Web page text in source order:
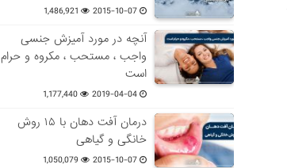
2015-10-07
1,486,921
آنچه در مورد آمیزش جنسی
واجب ، مستحب ، مکروه و حرام
است
2019-04-04
1,177,440
درمان آفت دهان با ۱۵ روش
خانگی و گیاهی
2015-10-07
1,050,079